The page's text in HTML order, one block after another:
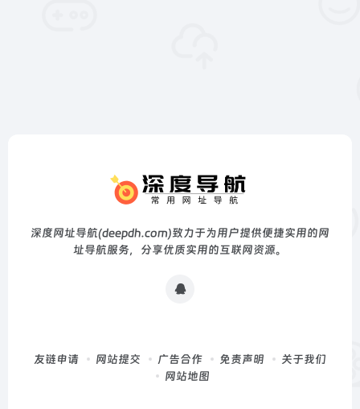
深度网址导航(deepdh.com)致力于为用户提供便捷实用的网
址导航服务，分享优质实用的互联网资源。
友链申请 网站提交 广告合作 免责声明
关于我们
网站地图